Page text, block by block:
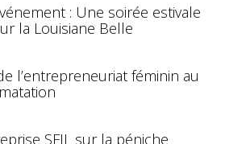
: Une soirée estivale
la Louisiane Belle
l’entrepreneuriat féminin au
SFIL sur la péniche